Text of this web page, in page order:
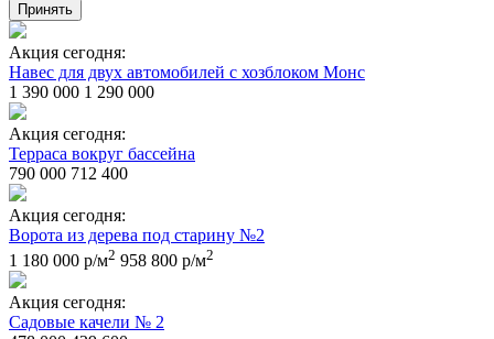
Принять
Акция сегодня:
Навес для двух автомобилей с хозблоком Монс
1 390 000 1 290 000
Акция сегодня:
Терраса вокруг бассейна
790 000 712 400
Акция сегодня:
Ворота из дерева под старину №2
1 180 000 р/м2 958 800 р/м2
Акция сегодня:
Садовые качели № 2